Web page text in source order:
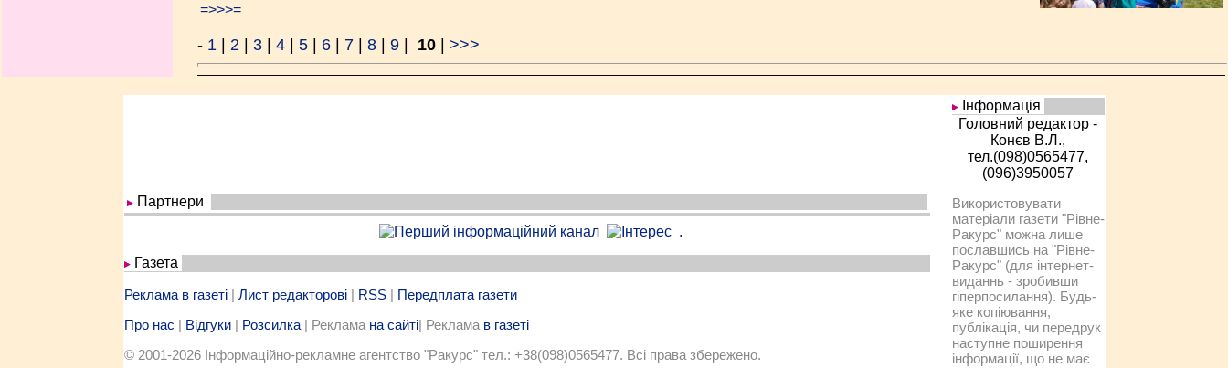
=>>>=
- 1 2 3 4 5 6 7 8 9 10 >>>
Партнери
.
Газета
Реклама в газеті| Лист редакторові| RSS| Передплата газети
Про нас | Відгуки| Розсилка| Реклама на сайті| Реклама в газеті
© 2001-2026 Iнформацiйно-рекламне агентство "Ракурс" тел.: +38(098)0565477. Всi права збережено.
Інформація
Головний редактор -
Конєв В.Л.,
тел.(098)0565477,
(096)3950057
Використовувати
матеріали газети "Рівне-
Ракурс" можна лише
пославшись на "Рівне-
Ракурс" (для інтернет-
виданнь - зробивши
гіперпосилання). Будь-
яке копіювання,
публікація, чи передрук
наступне поширення
інформації, що не має